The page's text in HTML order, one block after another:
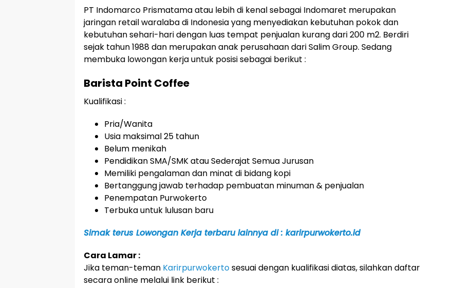
PT Indomarco Prismatama atau lebih di kenal sebagai Indomaret merupakan
jaringan retail waralaba di Indonesia yang menyediakan kebutuhan pokok dan
kebutuhan sehari-hari dengan luas tempat penjualan kurang dari 200 m2. Berdiri
sejak tahun 1988 dan merupakan anak perusahaan dari Salim Group. Sedang
membuka lowongan kerja untuk posisi sebagai berikut :
Barista Point Coffee
Kualifikasi :
Pria/Wanita
Usia maksimal 25 tahun
Belum menikah
Pendidikan SMA/SMK atau Sederajat Semua Jurusan
Memiliki pengalaman dan minat di bidang kopi
Bertanggung jawab terhadap pembuatan minuman & penjualan
Penempatan Purwokerto
Terbuka untuk lulusan baru
Simak terus Lowongan Kerja terbaru lainnya di : karirpurwokerto.id
Cara Lamar :
Jika teman-teman Karirpurwokertosesuai dengan kualifikasi diatas, silahkan daftar
secara online melalui link berikut :